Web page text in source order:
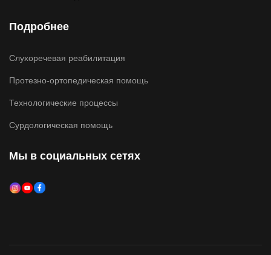
Подробнее
Слухоречевая реабилитация
Протезно-ортопедическая помощь
Технологические процессы
Сурдологическая помощь
Мы в социальных сетях